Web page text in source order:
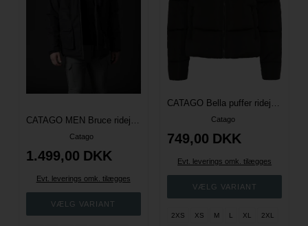
Catago
1.499,00 DKK
Evt. leverings omk. tilægges
Catago
749,00 DKK
Evt. leverings omk. tilægges
2XS XS M L XL 2XL